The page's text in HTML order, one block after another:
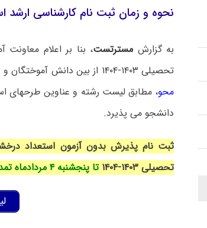
نحوه و زمان ثبت نام کارشناسی ارشد استاد محور ۱۴۰۳
به گزارش مسترتست، بنا بر اعلام
تحصیلی ۱۴۰۳-۱۴۰۴ از بین دانش آموختگان و دانشجویان واجد شرایط
محو، مطابق لیست رشته و عناوین طرحهای
دانشجو می پذیرد.
ثبت نام پذیرش بدون آزمون استعداد
تحصیلی ۱۴۰۳-۱۴۰۴
تا پنجشنبه ۴ مردادماه تمدید شد.